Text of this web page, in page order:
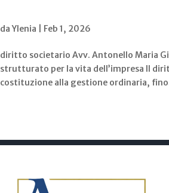
daYlenia Feb 1, 2026
diritto societario Avv. Antonello Maria
strutturato per la vita dell’impresa Il
costituzione alla gestione ordinaria,